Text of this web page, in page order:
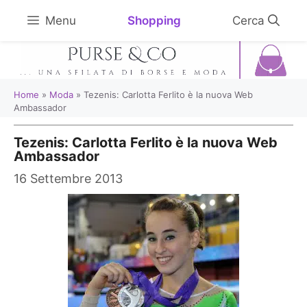
Menu Shopping
Home » Moda » Tezenis: Carlotta Ferlito è la nuova Web
Ambassador
Tezenis: Carlotta Ferlito è la nuova Web
Ambassador
16 Settembre 2013